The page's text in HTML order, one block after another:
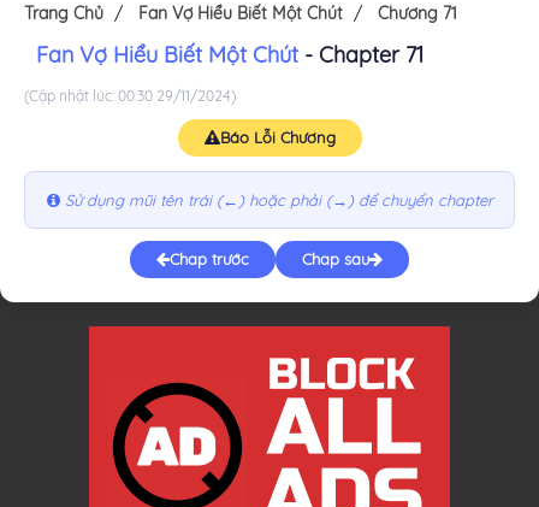
Trang Chủ Fan Vợ Hiểu Biết Một Chút Chương 71
Fan Vợ Hiểu Biết Một Chút- Chapter 71
(Cập nhật lúc: 00:30 29/11/2024)
Báo Lỗi Chương
Sử dụng mũi tên trái (←) hoặc phải (→) để chuyển chapter
Chap trước Chap sau